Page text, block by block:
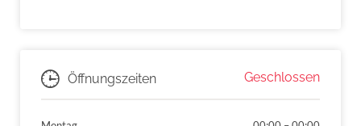
Öffnungszeiten Geschlossen